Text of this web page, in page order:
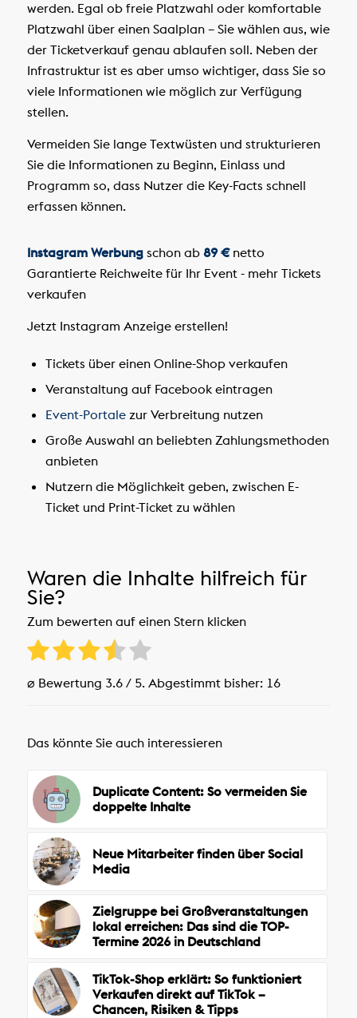
werden. Egal ob freie Platzwahl oder komfortable
Platzwahl über einen Saalplan – Sie wählen aus, wie
der Ticketverkauf genau ablaufen soll. Neben der
Infrastruktur ist es aber umso wichtiger, dass Sie so
viele Informationen wie möglich zur Verfügung
stellen.
Vermeiden Sie lange Textwüsten und strukturieren
Sie die Informationen zu Beginn, Einlass und
Programm so, dass Nutzer die Key-Facts schnell
erfassen können.
Instagram Werbungschon ab 89 €netto
Garantierte Reichweite für Ihr Event - mehr Tickets
verkaufen
Jetzt Instagram Anzeige erstellen!
Tickets über einen Online-Shop verkaufen
Veranstaltung auf Facebook eintragen
Event-Portalezur Verbreitung nutzen
Große Auswahl an beliebten Zahlungsmethoden
anbieten
Nutzern die Möglichkeit geben, zwischen E-
Ticket und Print-Ticket zu wählen
Waren die Inhalte hilfreich für
Sie?
Zum bewerten auf einen Stern klicken
⌀ Bewertung 3.6/ 5. Abgestimmt bisher: 16
Das könnte Sie auch interessieren
Duplicate Content: So vermeiden Sie
doppelte Inhalte
Neue Mitarbeiter finden über Social
Media
Zielgruppe bei Großveranstaltungen
lokal erreichen: Das sind die TOP-
Termine 2026 in Deutschland
TikTok-Shop erklärt: So funktioniert
Verkaufen direkt auf TikTok –
Chancen, Risiken & Tipps